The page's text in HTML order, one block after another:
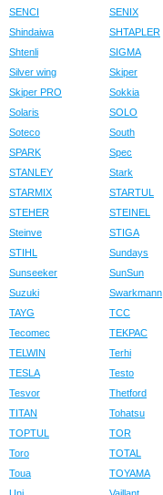
SENCI
SENIX
Shindaiwa
SHTAPLER
Shtenli
SIGMA
Silver wing
Skiper
Skiper PRO
Sokkia
Solaris
SOLO
Soteco
South
SPARK
Spec
STANLEY
Stark
STARMIX
STARTUL
STEHER
STEINEL
Steinve
STIGA
STIHL
Sundays
Sunseeker
SunSun
Suzuki
Swarkmann
TAYG
TCC
Tecomec
TEKPAC
TELWIN
Terhi
TESLA
Testo
Tesvor
Thetford
TITAN
Tohatsu
TOPTUL
TOR
Toro
TOTAL
Toua
TOYAMA